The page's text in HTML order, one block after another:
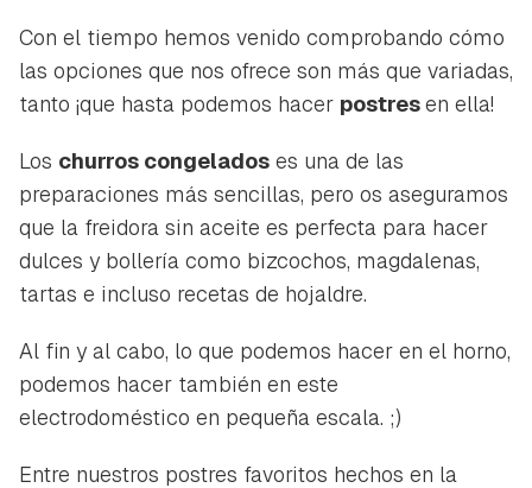
Con el tiempo hemos venido comprobando cómo
las opciones que nos ofrece son más que variadas,
tanto ¡que hasta podemos hacer postresen ella!
Los churros congelados es una de las
preparaciones más sencillas, pero os aseguramos
que la freidora sin aceite es perfecta para hacer
dulces y bollería como bizcochos, magdalenas,
tartas e incluso recetas de hojaldre.
Al fin y al cabo, lo que podemos hacer en el horno,
podemos hacer también en este
electrodoméstico en pequeña escala. ;)
Entre nuestros postres favoritos hechos en la